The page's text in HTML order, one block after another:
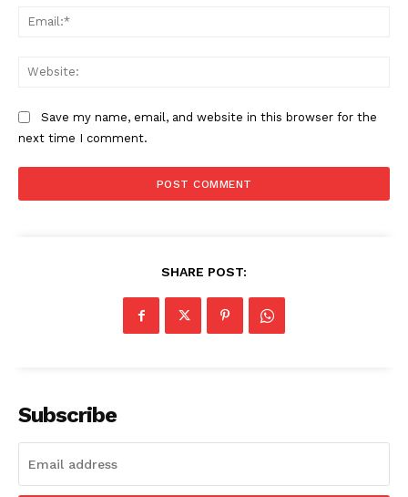
Save my name, email, and website in this browser for the
next time I comment.
SHARE POST:
Subscribe